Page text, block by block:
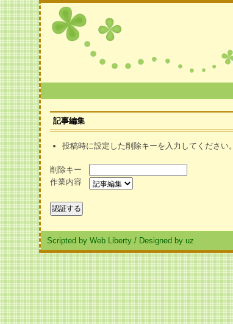
記事編集
投稿時に設定した削除キーを入力してください。
削除キー
作業内容
Scripted by Web Liberty / Designed by uz